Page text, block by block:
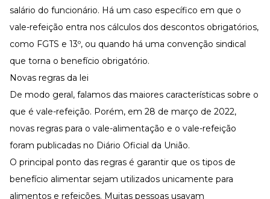
salário do funcionário. Há um caso específico em que o
vale-refeição entra nos cálculos dos descontos obrigatórios,
como FGTS e 13º, ou quando há uma convenção sindical
que torna o benefício obrigatório.
Novas regras da lei
De modo geral, falamos das maiores características sobre o
que é vale-refeição. Porém, em 28 de março de 2022,
novas regras para o vale-alimentação e o vale-refeição
foram publicadas no Diário Oficial da União.
O principal ponto das regras é garantir que os tipos de
benefício alimentar sejam utilizados unicamente para
alimentos e refeições. Muitas pessoas usavam